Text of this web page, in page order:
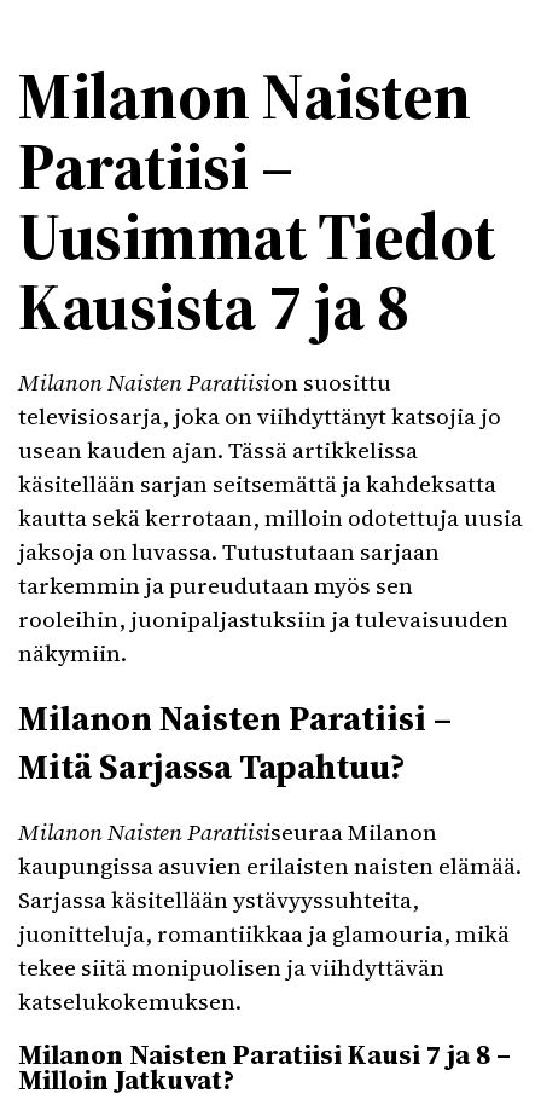
Milanon Naisten
Paratiisi –
Uusimmat Tiedot
Kausista 7 ja 8
Milanon Naisten Paratiision suosittu
televisiosarja, joka on viihdyttänyt katsojia jo
usean kauden ajan. Tässä artikkelissa
käsitellään sarjan seitsemättä ja kahdeksatta
kautta sekä kerrotaan, milloin odotettuja uusia
jaksoja on luvassa. Tutustutaan sarjaan
tarkemmin ja pureudutaan myös sen
rooleihin, juonipaljastuksiin ja tulevaisuuden
näkymiin.
Milanon Naisten Paratiisi –
Mitä Sarjassa Tapahtuu?
Milanon Naisten Paratiisiseuraa Milanon
kaupungissa asuvien erilaisten naisten elämää.
Sarjassa käsitellään ystävyyssuhteita,
juonitteluja, romantiikkaa ja glamouria, mikä
tekee siitä monipuolisen ja viihdyttävän
katselukokemuksen.
Milanon Naisten Paratiisi Kausi 7 ja 8 –
Milloin Jatkuvat?